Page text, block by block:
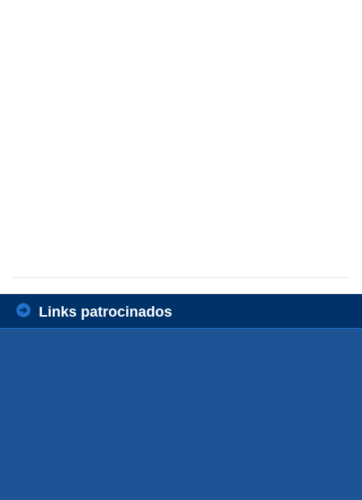
Links patrocinados